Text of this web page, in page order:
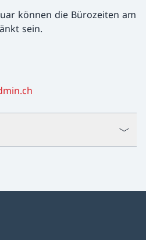
können die Bürozeiten am
sein.